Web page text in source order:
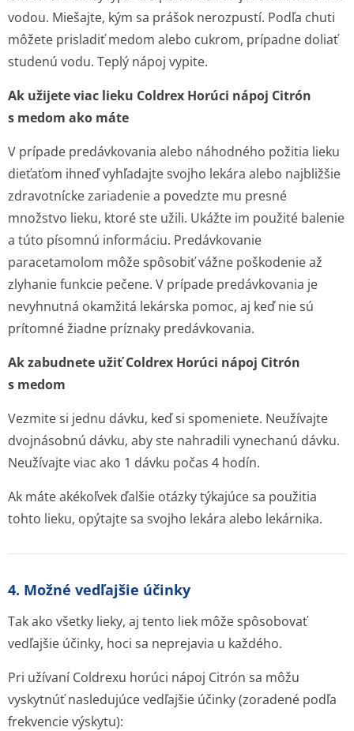
vodou. Miešajte, kým sa prášok nerozpustí. Podľa chuti
môžete prisladiť medom alebo cukrom, prípadne doliať
studenú vodu. Teplý nápoj vypite.
Ak užijete viac lieku Coldrex Horúci nápoj Citrón
s medom ako máte
V prípade predávkovania alebo náhodného požitia lieku
dieťaťom ihneď vyhľadajte svojho lekára alebo najbližšie
zdravotnícke zariadenie a povedzte mu presné
množstvo lieku, ktoré ste užili. Ukážte im použité balenie
a túto písomnú informáciu. Predávkovanie
paracetamolom môže spôsobiť vážne poškodenie až
zlyhanie funkcie pečene. V prípade predávkovania je
nevyhnutná okamžitá lekárska pomoc, aj keď nie sú
prítomné žiadne príznaky predávkovania.
Ak zabudnete užiť Coldrex Horúci nápoj Citrón
s medom
Vezmite si jednu dávku, keď si spomeniete. Neužívajte
dvojnásobnú dávku, aby ste nahradili vynechanú dávku.
Neužívajte viac ako 1 dávku počas 4 hodín.
Ak máte akékoľvek ďalšie otázky týkajúce sa použitia
tohto lieku, opýtajte sa svojho lekára alebo lekárnika.
4. Možné vedľajšie účinky
Tak ako všetky lieky, aj tento liek môže spôsobovať
vedľajšie účinky, hoci sa neprejavia u každého.
Pri užívaní Coldrexu horúci nápoj Citrón sa môžu
vyskytnúť nasledujúce vedľajšie účinky (zoradené podľa
frekvencie výskytu):